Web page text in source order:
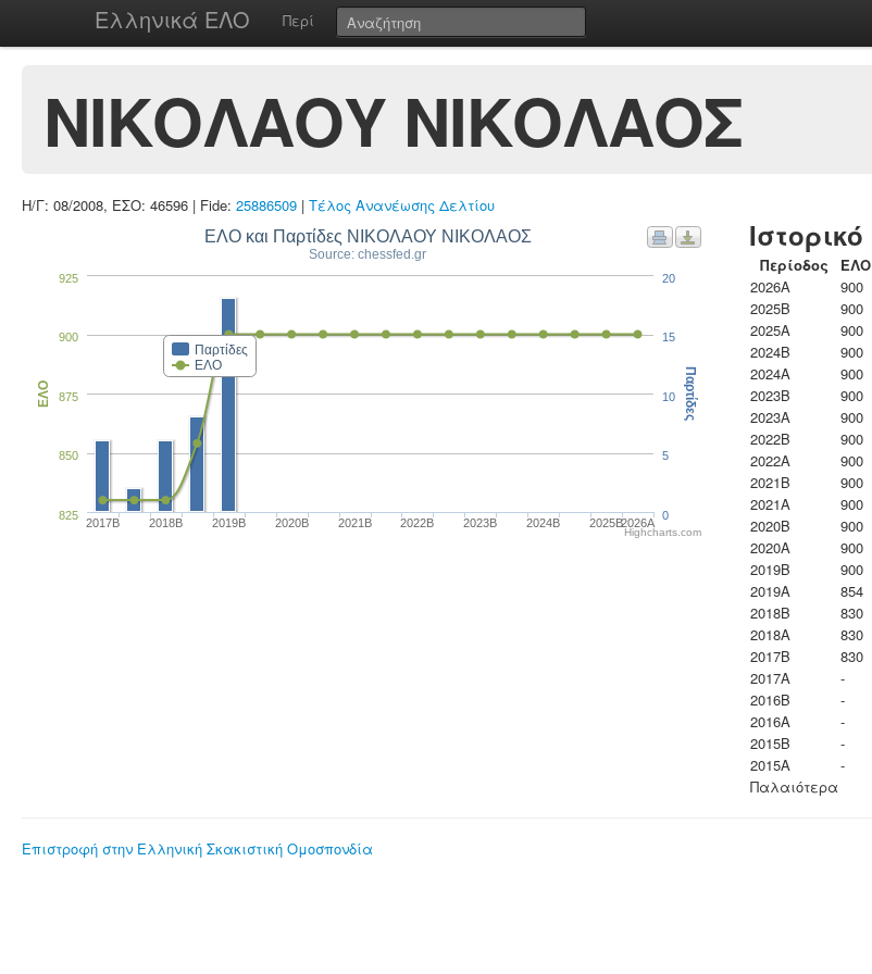
Ελληνικά ΕΛΟ Περί
ΝΙΚΟΛΑΟΥ ΝΙΚΟΛΑΟΣ
Η/Γ: 08/2008, ΕΣΟ: 46596 | Fide: 25886509 | Τέλος Ανανέωσης Δελτίου
ΕΛΟ και Παρτίδες ΝΙΚΟΛΑΟΥ ΝΙΚΟΛΑΟΣ
Source: chessfed.gr
Παρτίδες
ΕΛΟ
2017B 2018B 2019B 2020B 2021B 2022B 2023B 2024B 2025B2026A
900
825
850
875
925
ΕΛΟ
0
5
10
15
20
Παρτίδες
Highcharts.com
Ιστορικό
Περίοδος ΕΛΟ
2026A
900
2025B
900
2025A
900
2024B
900
2024A
900
2023B
900
2023Α
900
2022B
900
2022A
900
2021B
900
2021A
900
2020B
900
2020A
900
2019B
900
2019A
854
2018B
830
2018A
830
2017B
830
2017A
-
2016B
-
2016A
-
2015B
-
2015A
-
Παλαιότερα
Επιστροφή στην Ελληνική Σκακιστική Ομοσπονδία